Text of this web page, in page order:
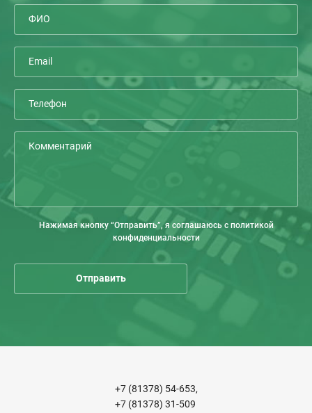
Нажимая кнопку “Отправить”, я соглашаюсь с политикой
конфиденциальности
+7 (81378) 54-653,
+7 (81378) 31-509